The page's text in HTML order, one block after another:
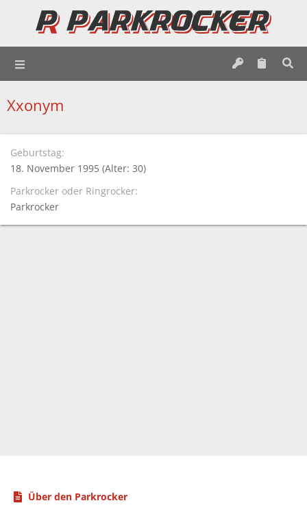
Xxonym
Geburtstag
18. November 1995 (Alter: 30)
Parkrocker oder Ringrocker
Parkrocker
Über den Parkrocker